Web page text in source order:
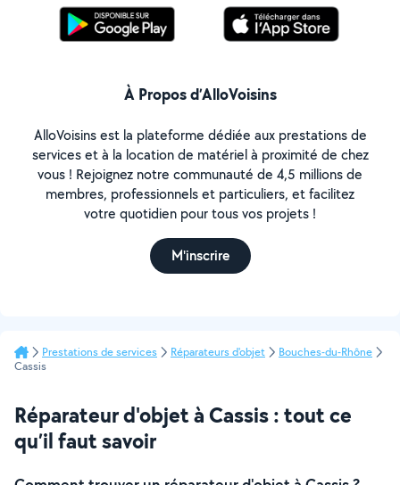
À Propos d’AlloVoisins
AlloVoisins est la plateforme dédiée aux prestations de
services et à la location de matériel à proximité de chez
vous ! Rejoignez notre communauté de 4,5 millions de
membres, professionnels et particuliers, et facilitez
votre quotidien pour tous vos projets !
M'inscrire
Prestations de services Réparateurs d'objet
Bouches-du-Rhône
Cassis
Réparateur d'objet à Cassis : tout ce
qu’il faut savoir